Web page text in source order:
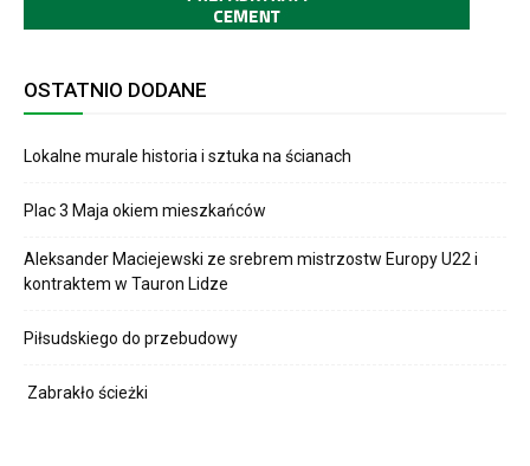
OSTATNIO DODANE
Lokalne murale historia i sztuka na ścianach
Plac 3 Maja okiem mieszkańców
Aleksander Maciejewski ze srebrem mistrzostw Europy U22 i
kontraktem w Tauron Lidze
Piłsudskiego do przebudowy
Zabrakło ścieżki